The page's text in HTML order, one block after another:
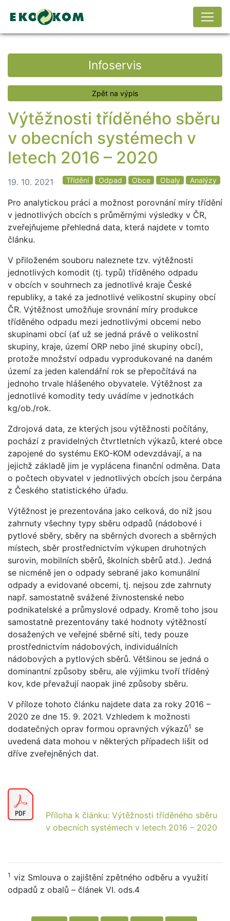
Infoservis
Zpět na výpis
Výtěžnosti tříděného sběru
v obecních systémech v
letech 2016 – 2020
19. 10. 2021 Analýzy
Obaly
Obce
Odpad
Třídění
Pro analytickou práci a možnost porovnání míry třídění
v jednotlivých obcích s průměrnými výsledky v ČR,
zveřejňujeme přehledná data, která najdete v tomto
článku.
V přiloženém souboru naleznete tzv. výtěžnosti
jednotlivých komodit (tj. typů) tříděného odpadu
v obcích v souhrnech za jednotlivé kraje České
republiky, a také za jednotlivé velikostní skupiny obcí
ČR. Výtěžnost umožňuje srovnání míry produkce
tříděného odpadu mezi jednotlivými obcemi nebo
skupinami obcí (ať už se jedná právě o velikostní
skupiny, kraje, území ORP nebo jiné skupiny obcí),
protože množství odpadu vyprodukované na daném
území za jeden kalendářní rok se přepočítává na
jednoho trvale hlášeného obyvatele. Výtěžnost za
jednotlivé komodity tedy uvádíme v jednotkách
kg/ob./rok.
Zdrojová data, ze kterých jsou výtěžnosti počítány,
pochází z pravidelných čtvrtletních výkazů, které obce
zapojené do systému EKO-KOM odevzdávají, a na
jejichž základě jim je vyplácena finanční odměna. Data
o počtech obyvatel v jednotlivých obcích jsou čerpána
z Českého statistického úřadu.
Výtěžnost je prezentována jako celková, do níž jsou
zahrnuty všechny typy sběru odpadů (nádobové i
pytlové sběry, sběry na sběrných dvorech a sběrných
místech, sběr prostřednictvím výkupen druhotných
surovin, mobilních sběrů, školních sběrů atd.). Jedná
se nicméně jen o odpady sebrané jako komunální
odpady a evidované obcemi, tj. nejsou zde zahrnuty
např. samostatně svážené živnostenské nebo
podnikatelské a průmyslové odpady. Kromě toho jsou
samostatně prezentovány také hodnoty výtěžností
dosažených ve veřejné sběrné síti, tedy pouze
prostřednictvím nádobových, individuálních
nádobových a pytlových sběrů. Většinou se jedná o
dominantní způsoby sběru, ale výjimku tvoří tříděný
kov, kde převažují naopak jiné způsoby sběru.
V příloze tohoto článku najdete data za roky 2016 –
2020 ze dne 15. 9. 2021. Vzhledem k možnosti
dodatečných oprav formou opravných výkazů1 se
uvedená data mohou v některých případech lišit od
dříve zveřejněných dat.
Příloha k článku: Výtěžnosti tříděného sběru
v obecních systémech v letech 2016 – 2020
1 viz Smlouva o zajištění zpětného odběru a využití
odpadů z obalů – článek VI. ods.4